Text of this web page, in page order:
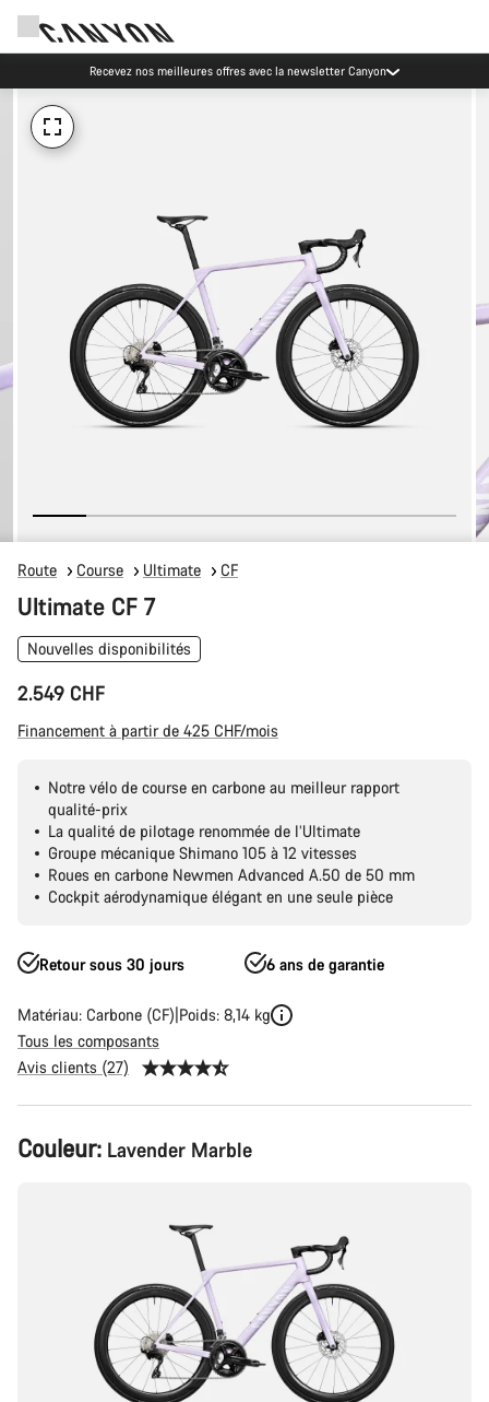
Recevez nos meilleures offres avec la newsletter Canyon
Route Course Ultimate CF
Ultimate CF 7
Nouvelles disponibilités
2.549 CHF
Financement à partir de 425 CHF/mois
Notre vélo de course en carbone au meilleur rapport
qualité-prix
La qualité de pilotage renommée de l’Ultimate
Groupe mécanique Shimano 105 à 12 vitesses
Roues en carbone Newmen Advanced A.50 de 50 mm
Cockpit aérodynamique élégant en une seule pièce
Retour sous 30 jours 6 ans de garantie
Matériau: Carbone (CF) Poids: 8,14 kg
Tous les composants
Avis clients (27)
Configuration
du
Couleur: Lavender Marble